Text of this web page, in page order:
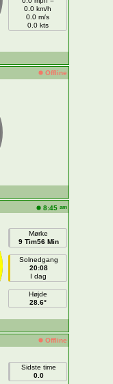
0.0 km/h
0.0 m/s
0.0 kts
Offline
8:45 am
Mørke
9 Tim56 Min
Solnedgang
20:08
I dag
Højde
28.6°
Offline
Sidste time
0.0